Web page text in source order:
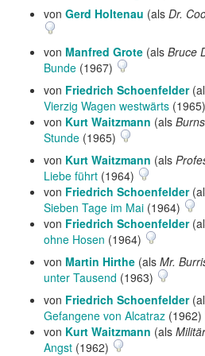
von Gerd Holtenau (als Dr.
von Manfred Grote (als Bruce
Bunde (1967)
von Friedrich Schoenfelder
Vierzig Wagen westwärts (1965)
von Kurt Waitzmann (als Burns
Stunde (1965)
von Kurt Waitzmann (als
Liebe führt (1964)
von Friedrich Schoenfelder
Sieben Tage im Mai (1964)
von Friedrich Schoenfelder
ohne Hosen (1964)
von Martin Hirthe (als Mr.
unter Tausend (1963)
von Friedrich Schoenfelder
Gefangene von Alcatraz (1962)
von Kurt Waitzmann (als
Angst (1962)